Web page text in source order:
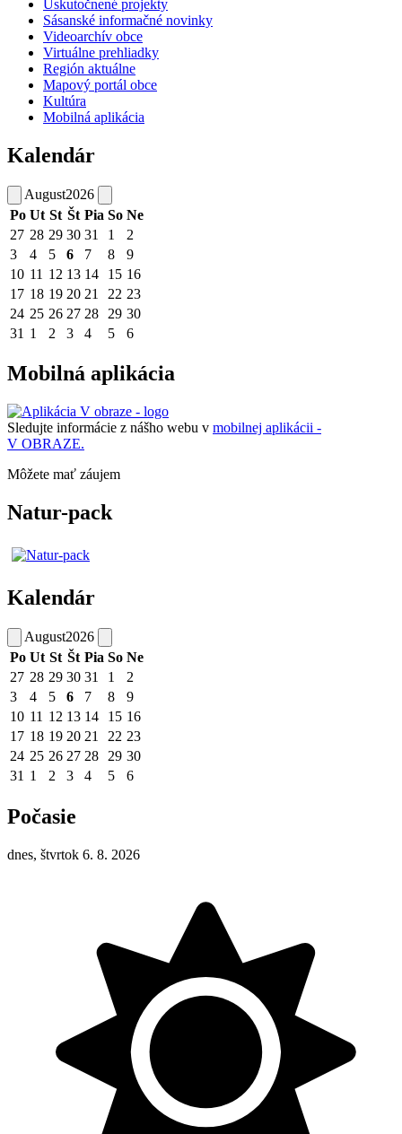
Uskutočnené projekty
Sásanské informačné novinky
Videoarchív obce
Virtuálne prehliadky
Región aktuálne
Mapový portál obce
Kultúra
Mobilná aplikácia
Kalendár
August2026
Po Ut St Št Pia So Ne
27 28 29 30 31 1
2
3
4 5 6 7 8
9
10 11 12 13 14 15 16
17 18 19 20 21 22 23
24 25 26 27 28 29 30
31 1 2 3 4 5 6
Mobilná aplikácia
Sledujte informácie z nášho webu v mobilnej aplikácii -
V OBRAZE.
Môžete mať záujem
Natur-pack
Kalendár
August2026
Po Ut St Št Pia So Ne
27 28 29 30 31 1
2
3
4 5 6 7 8
9
10 11 12 13 14 15 16
17 18 19 20 21 22 23
24 25 26 27 28 29 30
31 1 2 3 4 5 6
Počasie
dnes, štvrtok 6. 8. 2026